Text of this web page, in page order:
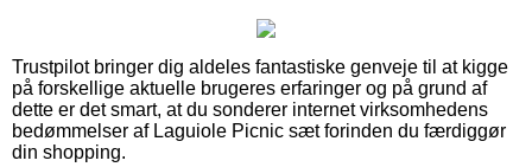
Trustpilot bringer dig aldeles fantastiske genveje til at kigge
på forskellige aktuelle brugeres erfaringer og på grund af
dette er det smart, at du sonderer internet virksomhedens
bedømmelser af Laguiole Picnic sæt forinden du færdiggør
din shopping.